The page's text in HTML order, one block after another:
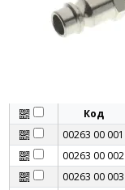
Код
00263 00 001
00263 00 002
00263 00 003